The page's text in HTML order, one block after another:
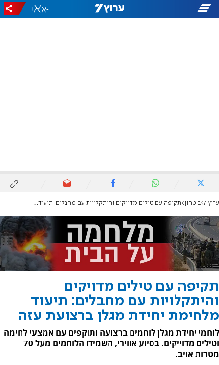
-
+
ערוץ 7 ביטחון תקיפה עם טילים מדויקים והיתקלויות עם מחבלים: תיעוד מלחימת יחידת מגלן ברצועת עזה
תקיפה עם טילים מדויקים
והיתקלויות עם מחבלים: תיעוד
מלחימת יחידת מגלן ברצועת עזה
לוחמי יחידת מגלן לוחמים ברצועה ותוקפים עם אמצעי לחימה
וטילים מדוייקים. בסיוע אווירי, השמידו הלוחמים מעל 70
מטרות אויב.